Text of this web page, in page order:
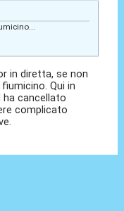
in diretta, se non
Qui in
cancellato
complicato